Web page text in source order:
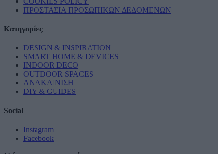
ΠΡΟΣΤΑΣΙΑ ΠΡΟΣΩΠΙΚΩΝ ΔΕΔΟΜΕΝΩΝ
Κατηγορίες
DESIGN & INSPIRATION
SMART HOME & DEVICES
INDOOR DECO
OUTDOOR SPACES
ΑΝΑΚΑΙΝΙΣΗ
DIY & GUIDES
Social
Instagram
Facebook